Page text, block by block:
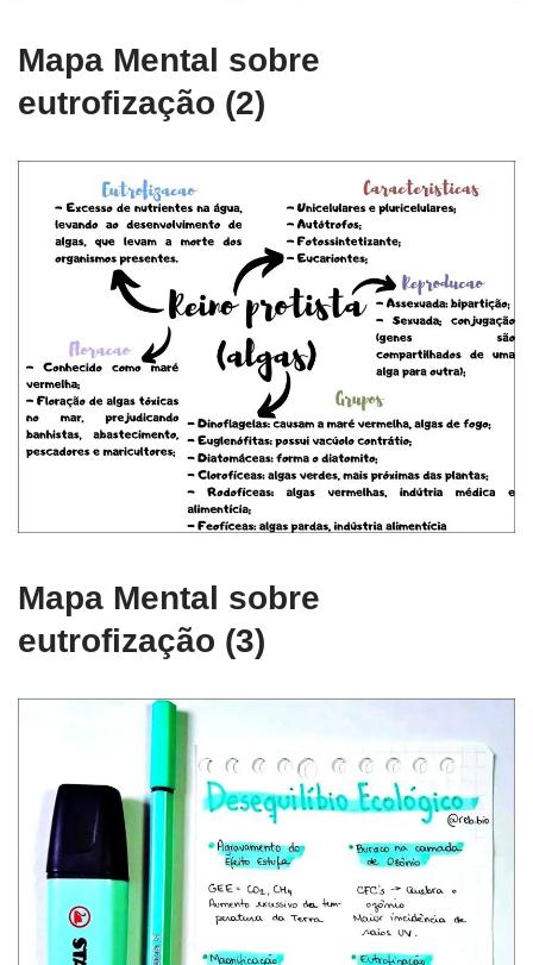
Mapa Mental sobre
eutrofização (2)
Mapa Mental sobre
eutrofização (3)